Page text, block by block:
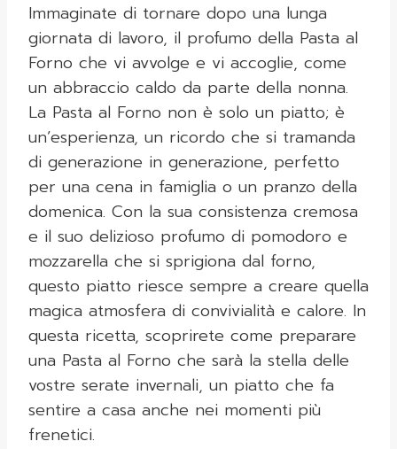
Immaginate di tornare dopo una lunga
giornata di lavoro, il profumo della Pasta al
Forno che vi avvolge e vi accoglie, come
un abbraccio caldo da parte della nonna.
La Pasta al Forno non è solo un piatto; è
un’esperienza, un ricordo che si tramanda
di generazione in generazione, perfetto
per una cena in famiglia o un pranzo della
domenica. Con la sua consistenza cremosa
e il suo delizioso profumo di pomodoro e
mozzarella che si sprigiona dal forno,
questo piatto riesce sempre a creare quella
magica atmosfera di convivialità e calore. In
questa ricetta, scoprirete come preparare
una Pasta al Forno che sarà la stella delle
vostre serate invernali, un piatto che fa
sentire a casa anche nei momenti più
frenetici.